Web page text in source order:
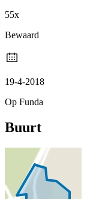
55x
Bewaard
19-4-2018
Op Funda
Buurt